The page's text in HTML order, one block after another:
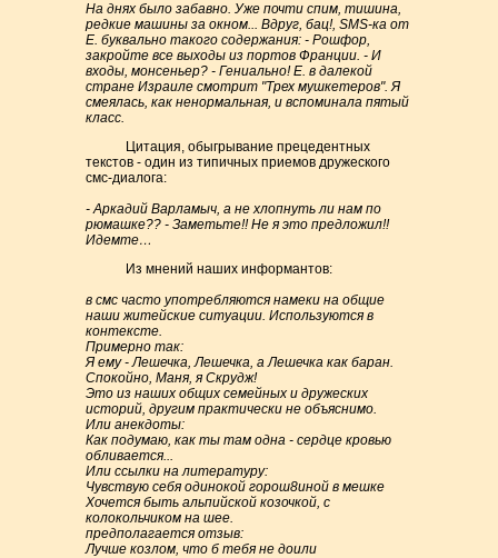
На днях было забавно. Уже почти спим, тишина,
редкие машины за окном... Вдруг, бац!, SMS-ка от
Е. буквально такого содержания: - Рошфор,
закройте все выходы из портов Франции. - И
входы, монсеньер? - Гениально! Е. в далекой
стране Израиле смотрит "Трех мушкетеров". Я
смеялась, как ненормальная, и вспоминала пятый
класс.
Цитация, обыгрывание прецедентных
текстов - один из типичных приемов дружеского
смс-диалога:
- Аркадий Варламыч, а не хлопнуть ли нам по
рюмашке?? - Заметьте!! Не я это предложил!!
Идемте…
Из мнений наших информантов:
в смс часто употребляются намеки на общие
наши житейские ситуации. Используются в
контексте.
Примерно так:
Я ему - Лешечка, Лешечка, а Лешечка как баран.
Спокойно, Маня, я Скрудж!
Это из наших общих семейных и дружеских
историй, другим практически не объяснимо.
Или анекдоты:
Как подумаю, как ты там одна - сердце кровью
обливается...
Или ссылки на литературу:
Чувствую себя одинокой горош8иной в мешке
Хочется быть альпийской козочкой, с
колокольчиком на шее.
предполагается отзыв:
Лучше козлом, что б тебя не доили